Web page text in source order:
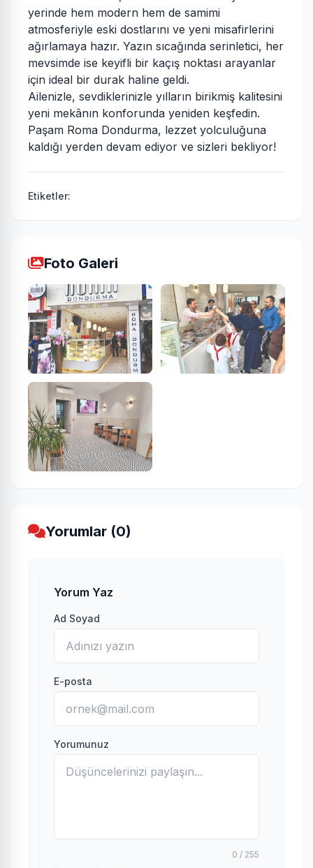
yerinde hem modern hem de samimi
atmosferiyle eski dostlarını ve yeni misafirlerini
ağırlamaya hazır. Yazın sıcağında serinletici, her
mevsimde ise keyifli bir kaçış noktası arayanlar
için ideal bir durak haline geldi.
Ailenizle, sevdiklerinizle yılların birikmiş kalitesini
yeni mekânın konforunda yeniden keşfedin.
Paşam Roma Dondurma, lezzet yolculuğuna
kaldığı yerden devam ediyor ve sizleri bekliyor!
Etiketler:
Foto Galeri
Yorumlar (0)
Yorum Yaz
Ad Soyad
E-posta
Yorumunuz
0 / 255